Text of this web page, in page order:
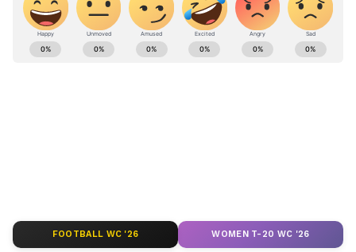
ABOUT THE AUTHOR
FOOTBALL WC '26 WOMEN T-20 WC '26